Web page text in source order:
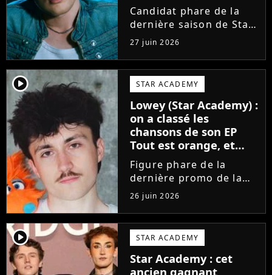
Candidat phare de la
dernière saison de Star
Academy, Bastiaan fait
enfin les présentations
en musique. Découvrez
son premier single
Château, très Troye
Sivan dans l'esprit, et
son...
27 juin 2026
player2 STAR ACADEMY
Lowey (Star Academy) :
on a classé les
chansons de son EP
Tout est orange, et
voici la meilleure !
Figure phare de la
dernière promo de la
Star Academy, Léo se
lance enfin. Sous le nom
de scène Lowey, l'artiste
de 25 ans dévoile un
premier EP énergique et
très prometteur
nommé...
26 juin 2026
player2 STAR ACADEMY
Star Academy : cet
ancien gagnant